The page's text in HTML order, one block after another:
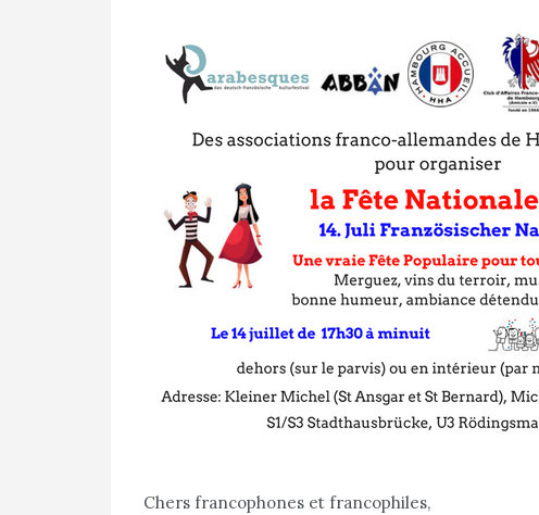
Chers francophones et francophiles,